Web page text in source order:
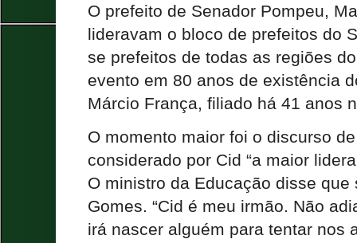
O prefeito de Senador Pompeu,
lideravam o bloco de prefeitos do
se prefeitos de todas as regiões
evento em 80 anos de existência
Márcio França, filiado há 41 anos
O momento maior foi o discurso
considerado por Cid “a maior
O ministro da Educação disse
Gomes. “Cid é meu irmão. Não
irá nascer alguém para tentar nos